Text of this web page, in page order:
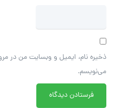
ذخیره نام، ایمیل و وبسایت من در
می‌نویسم.